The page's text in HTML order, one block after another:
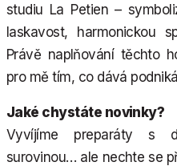
studiu La Petien –
laskavost, harmonickou
Právě naplňování těchto
pro mě tím, co dává
Jaké chystáte novinky?
Vyvíjíme preparáty s
surovinou… ale nechte se